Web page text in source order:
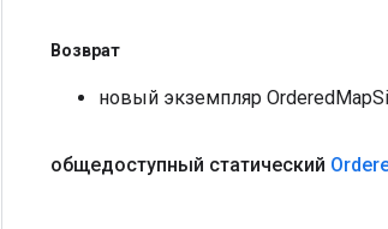
Возврат
новый экземпляр
общедоступный статический